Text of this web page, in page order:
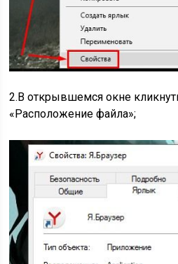
2.В открывшемся окне
«Расположение файла»;